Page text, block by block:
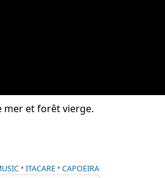
mer et forêt vierge.
•ITACARE •CAPOEIRA